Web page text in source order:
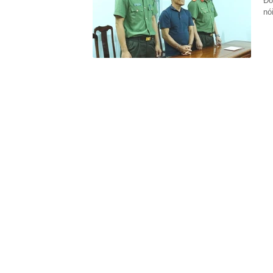
19:28
Vì sao
19:23
19:21
Cây nha đam
lý của người